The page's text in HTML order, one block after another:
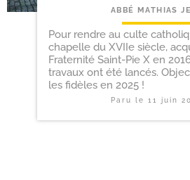
ABBÉ MATHIAS
Pour rendre au culte
chapelle du XVIIe siècle,
Fraternité Saint-Pie X en
travaux ont été lancés.
les fidèles en 2025 !
Paru le11 juin